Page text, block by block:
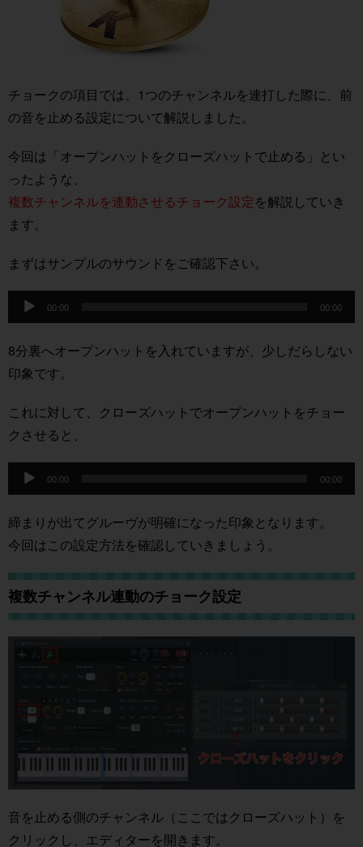
チョークの項目では、1つのチャンネルを連打した際に、前
の音を止める設定について解説しました。
今回は「オープンハットをクローズハットで止める」とい
ったような、
複数チャンネルを連動させるチョーク設定を解説していき
ます。
まずはサンプルのサウンドをご確認下さい。
音
プ
ー
ヤ
ー
00:00 00:00
8分裏へオープンハットを入れていますが、少しだらしない
印象です。
これに対して、クローズハットでオープンハットをチョー
クさせると、
音
プ
ー
ヤ
ー
00:00 00:00
締まりが出てグルーヴが明確になった印象となります。
今回はこの設定方法を確認していきましょう。
複数チャンネル連動のチョーク設定
音を止める側のチャンネル（ここではクローズハット）を
クリックし、エディターを開きます。